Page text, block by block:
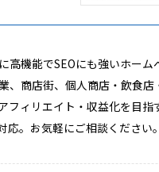
高機能でSEOにも強いホー
、商店街、個人商店・飲食
フィリエイト・収益化を目
。お気軽にご相談ください。